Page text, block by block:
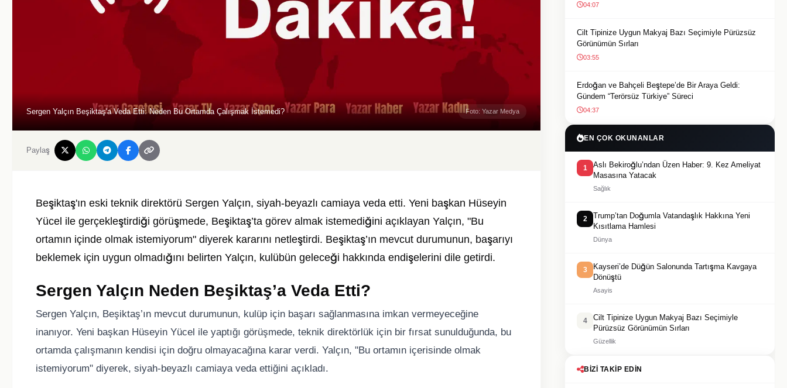
Sergen Yalçın Beşiktaş'a Veda Etti: Neden Bu Ortamda Çalışmak İstemedi? Foto: Yazar Medya
Paylaş
Beşiktaş'ın eski teknik direktörü Sergen Yalçın, siyah-beyazlı camiaya veda etti. Yeni başkan Hüseyin
Yücel ile gerçekleştirdiği görüşmede, Beşiktaş’ta görev almak istemediğini açıklayan Yalçın, "Bu
ortamın içinde olmak istemiyorum" diyerek kararını netleştirdi. Beşiktaş’ın mevcut durumunun, başarıyı
beklemek için uygun olmadığını belirten Yalçın, kulübün geleceği hakkında endişelerini dile getirdi.
Sergen Yalçın Neden Beşiktaş’a Veda Etti?
Sergen Yalçın, Beşiktaş’ın mevcut durumunun, kulüp için başarı sağlanmasına imkan vermeyeceğine
inanıyor. Yeni başkan Hüseyin Yücel ile yaptığı görüşmede, teknik direktörlük için bir fırsat sunulduğunda, bu
ortamda çalışmanın kendisi için doğru olmayacağına karar verdi. Yalçın, "Bu ortamın içerisinde olmak
istemiyorum" diyerek, siyah-beyazlı camiaya veda ettiğini açıkladı.
04:07
Cilt Tipinize Uygun Makyaj Bazı Seçimiyle Pürüzsüz
Görünümün Sırları
03:55
Erdoğan ve Bahçeli Beştepe’de Bir Araya Geldi:
Gündem “Terörsüz Türkiye” Süreci
04:37
EN ÇOK OKUNANLAR
1
Aslı Bekiroğlu’ndan Üzen Haber: 9. Kez Ameliyat
Masasına Yatacak
Sağlık
2
Trump’tan Doğumla Vatandaşlık Hakkına Yeni
Kısıtlama Hamlesi
Dünya
3
Kayseri’de Düğün Salonunda Tartışma Kavgaya
Dönüştü
Asayis
4
Cilt Tipinize Uygun Makyaj Bazı Seçimiyle
Pürüzsüz Görünümün Sırları
Güzellik
BIZI TAKIP EDIN